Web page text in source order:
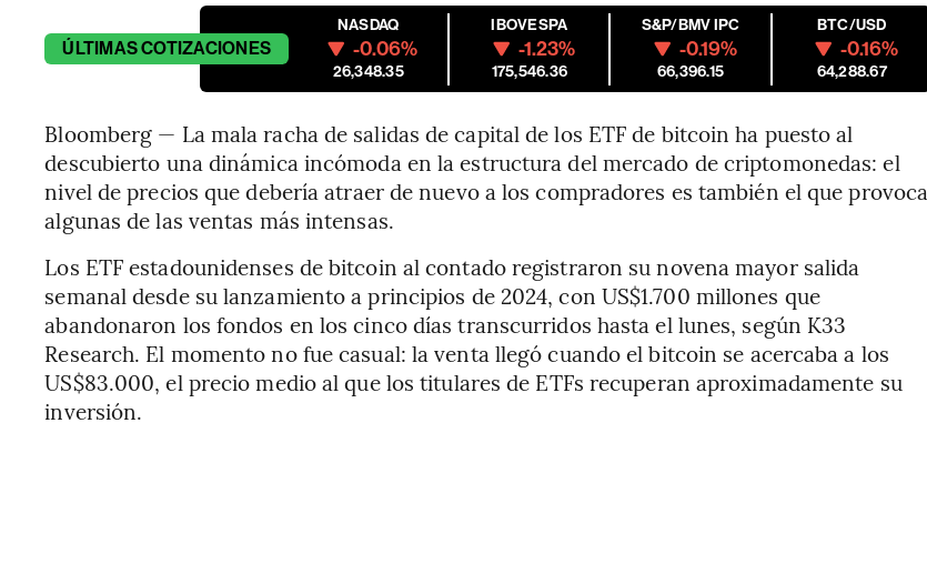
ÚLTIMASCOTIZACIONES
NASDAQ
-0.06%
26,348.35
IBOVESPA
-1.23%
175,546.36
S&P/BMV IPC
-0.19%
66,396.15
BTC/USD
-0.16%
64,288.67
Bloomberg — La mala racha de salidas de capital de los ETF de bitcoin ha puesto al
descubierto una dinámica incómoda en la estructura del mercado de criptomonedas: el
nivel de precios que debería atraer de nuevo a los compradores es también el que provoca
algunas de las ventas más intensas.
Los ETF estadounidenses de bitcoin al contado registraron su novena mayor salida
semanal desde su lanzamiento a principios de 2024, con US$1.700 millones que
abandonaron los fondos en los cinco días transcurridos hasta el lunes, según K33
Research. El momento no fue casual: la venta llegó cuando el bitcoin se acercaba a los
US$83.000, el precio medio al que los titulares de ETFs recuperan aproximadamente su
inversión.